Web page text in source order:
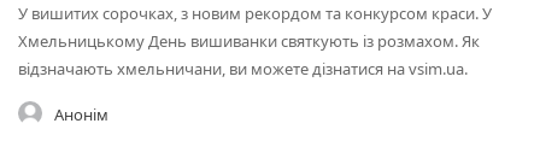
У вишитих сорочках, з новим рекордом та конкурсом краси. У
Хмельницькому День вишиванки святкують із розмахом. Як
відзначають хмельничани, ви можете дізнатися на vsim.ua.
Анонім